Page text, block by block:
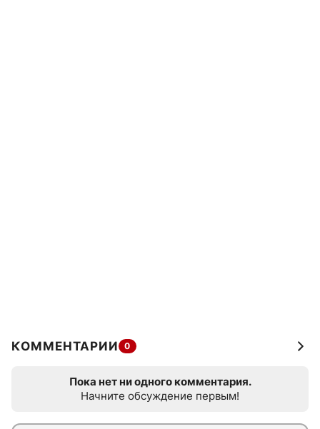
КОММЕНТАРИИ 0
Пока нет ни одного комментария.
Начните обсуждение первым!